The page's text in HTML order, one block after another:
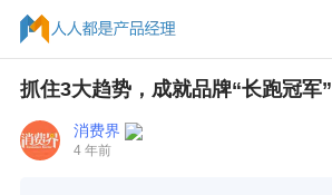
抓住3大趋势，成就品牌“长跑冠军”
消费界
4 年前